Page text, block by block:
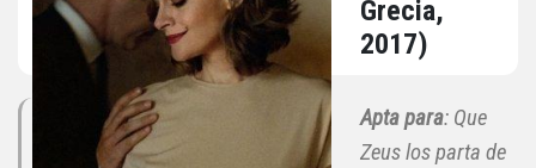
Grecia,
2017)
Apta para: Que
Zeus los parta de